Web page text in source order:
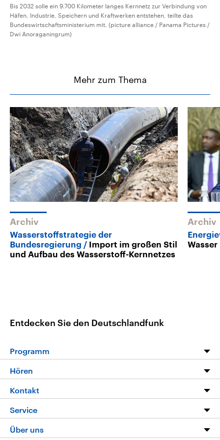
Bis 2032 solle ein 9.700 Kilometer langes Kernnetz zur Verbindung von
Häfen, Industrie, Speichern und Kraftwerken entstehen, teilte das
Bundeswirtschaftsministerium mit. (picture alliance / Panama Pictures /
Dwi Anoraganingrum)
Mehr zum Thema
Archiv
Wasserstoffstrategie der
Bundesregierung
Import im großen Stil
und Aufbau des Wasserstoff-Kernnetzes
Archiv
Entdecken Sie den Deutschlandfunk
Programm
Programm
Die Nachrichten
Nachrichtenleicht
Neue Beiträge auf dlf.de
Hören
Livestream
Podcasts
Deutschlandfunk App
Kontakt
Hörerservice
Service
FAQ
Über uns